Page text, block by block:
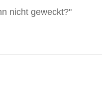
nicht geweckt?"